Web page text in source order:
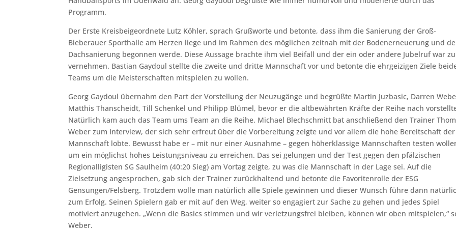
Programm.
Der Erste Kreisbeigeordnete Lutz Köhler, sprach Grußworte und betonte, dass ihm die Sanierung der Groß-
Bieberauer Sporthalle am Herzen liege und im Rahmen des möglichen zeitnah mit der Bodenerneuerung und
Dachsanierung begonnen werde. Diese Aussage brachte ihm viel Beifall und der ein oder andere Jubelruf war zu
vernehmen. Bastian Gaydoul stellte die zweite und dritte Mannschaft vor und betonte die ehrgeizigen Ziele
Teams um die Meisterschaften mitspielen zu wollen.
Georg Gaydoul übernahm den Part der Vorstellung der Neuzugänge und begrüßte Martin Juzbasic, Darren
Matthis Thanscheidt, Till Schenkel und Philipp Blümel, bevor er die altbewährten Kräfte der Reihe nach
Natürlich kam auch das Team ums Team an die Reihe. Michael Blechschmitt bat anschließend den Trainer
Weber zum Interview, der sich sehr erfreut über die Vorbereitung zeigte und vor allem die hohe Bereitschaft der
Mannschaft lobte. Bewusst habe er – mit nur einer Ausnahme – gegen höherklassige Mannschaften testen
um ein möglichst hohes Leistungsniveau zu erreichen. Das sei gelungen und der Test gegen den pfälzischen
Regionalligisten SG Saulheim (40:20 Sieg) am Vortag zeigte, zu was die Mannschaft in der Lage sei. Auf die
Zielsetzung angesprochen, gab sich der Trainer zurückhaltend und betonte die Favoritenrolle der ESG
Gensungen/Felsberg. Trotzdem wolle man natürlich alle Spiele gewinnen und dieser Wunsch führe dann
zum Erfolg. Seinen Spielern gab er mit auf den Weg, weiter so engagiert zur Sache zu gehen und jedes Spiel
motiviert anzugehen. „Wenn die Basics stimmen und wir verletzungsfrei bleiben, können wir oben mitspielen,“
Weber.